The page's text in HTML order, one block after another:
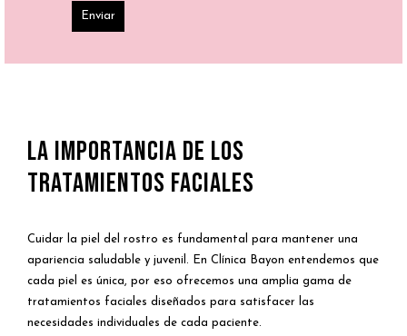
La Importancia de los
Tratamientos Faciales
Cuidar la piel del rostro es fundamental para mantener una
apariencia saludable y juvenil. En Clínica Bayon entendemos que
cada piel es única, por eso ofrecemos una amplia gama de
tratamientos faciales diseñados para satisfacer las
necesidades individuales de cada paciente.